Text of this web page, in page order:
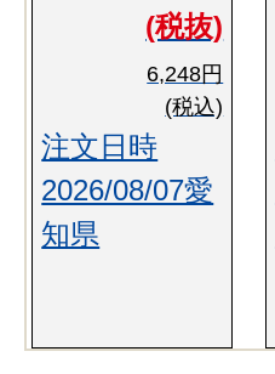
(税抜)
6,248円
(税込)
注文日時
2026/08/07愛
知県